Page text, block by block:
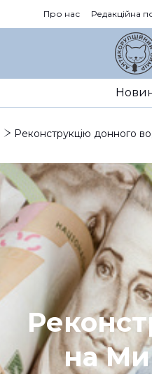
Про нас Редакційна
Реконструкцію донного
на